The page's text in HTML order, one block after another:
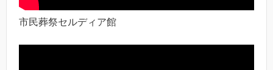
市民葬祭セルディア館